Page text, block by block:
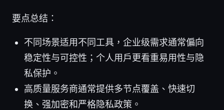
要点总结：
不同场景适用不同工具，企业级需求通常偏向
稳定性与可控性；个人用户更看重易用性与隐
私保护。
高质量服务商通常提供多节点覆盖、快速切
换、强加密和严格隐私政策。